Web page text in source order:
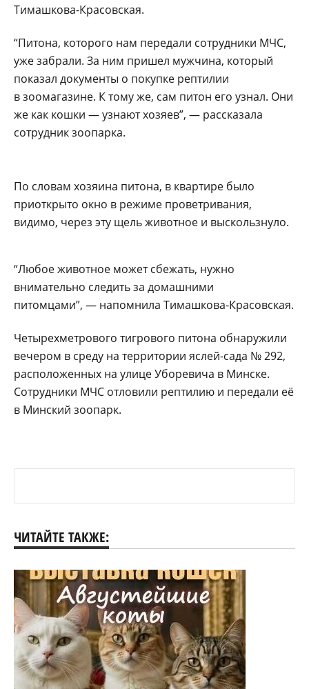
Тимашкова-Красовская.
“Питона, которого нам передали сотрудники МЧС,
уже забрали. За ним пришел мужчина, который
показал документы о покупке рептилии
в зоомагазине. К тому же, сам питон его узнал. Они
же как кошки — узнают хозяев”, — рассказала
сотрудник зоопарка.
По словам хозяина питона, в квартире было
приоткрыто окно в режиме проветривания,
видимо, через эту щель животное и выскользнуло.
“Любое животное может сбежать, нужно
внимательно следить за домашними
питомцами”, — напомнила Тимашкова-Красовская.
Четырехметрового тигрового питона обнаружили
вечером в среду на территории яслей-сада № 292,
расположенных на улице Уборевича в Минске.
Сотрудники МЧС отловили рептилию и передали её
в Минский зоопарк.
ЧИТАЙТЕ ТАКЖЕ: